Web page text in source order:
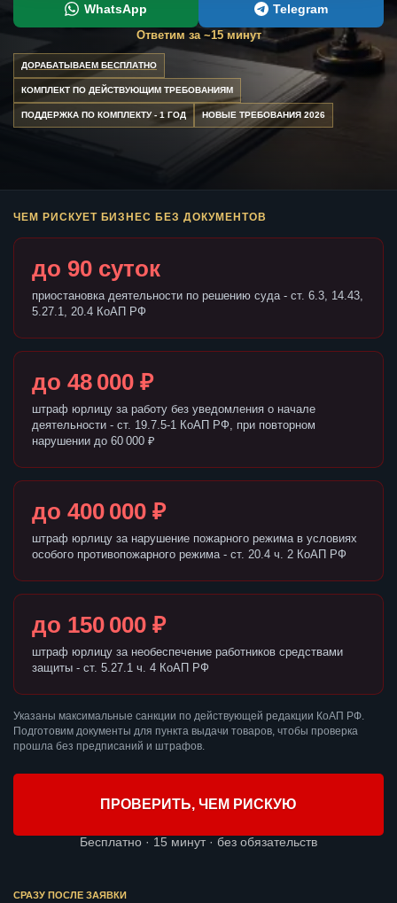
WhatsApp Telegram
Ответим за ~15 минут
ДОРАБАТЫВАЕМ БЕСПЛАТНО
КОМПЛЕКТ ПО ДЕЙСТВУЮЩИМ ТРЕБОВАНИЯМ
ПОДДЕРЖКА ПО КОМПЛЕКТУ - 1 ГОД НОВЫЕ ТРЕБОВАНИЯ 2026
ЧЕМ РИСКУЕТ БИЗНЕС БЕЗ ДОКУМЕНТОВ
до 90 суток
приостановка деятельности по решению суда - ст. 6.3, 14.43,
5.27.1, 20.4 КоАП РФ
до 48 000 ₽
штраф юрлицу за работу без уведомления о начале
деятельности - ст. 19.7.5-1 КоАП РФ, при повторном
нарушении до 60 000 ₽
до 400 000 ₽
штраф юрлицу за нарушение пожарного режима в условиях
особого противопожарного режима - ст. 20.4 ч. 2 КоАП РФ
до 150 000 ₽
штраф юрлицу за необеспечение работников средствами
защиты - ст. 5.27.1 ч. 4 КоАП РФ
Указаны максимальные санкции по действующей редакции КоАП РФ.
Подготовим документы для пункта выдачи товаров, чтобы проверка
прошла без предписаний и штрафов.
ПРОВЕРИТЬ, ЧЕМ РИСКУЮ
Бесплатно · 15 минут · без обязательств
СРАЗУ ПОСЛЕ ЗАЯВКИ